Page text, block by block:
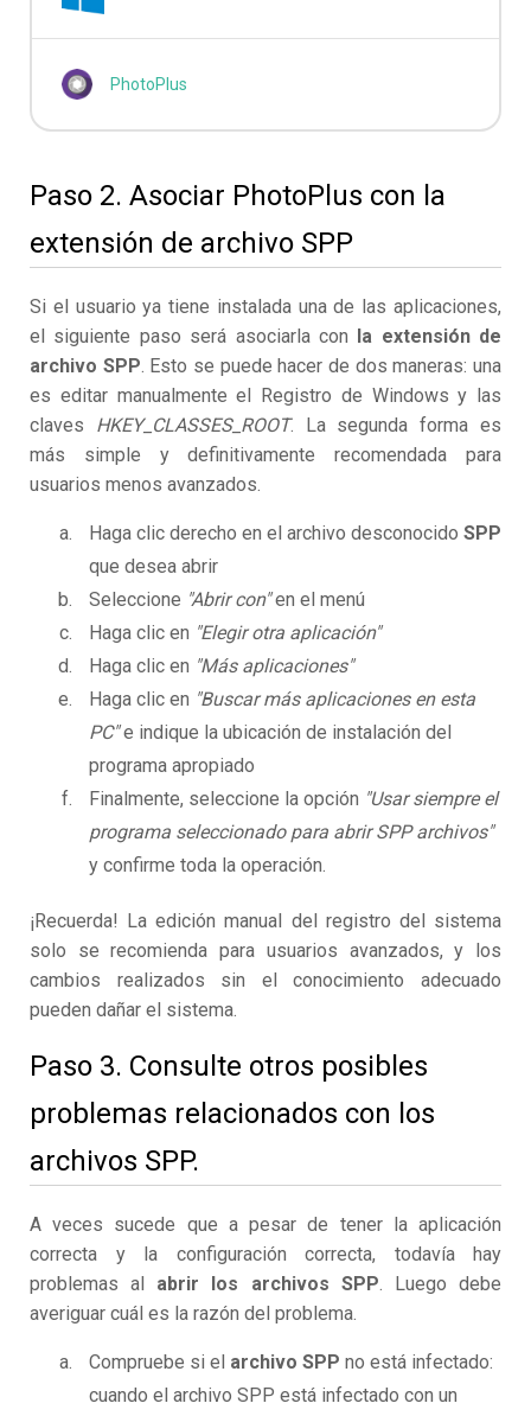
PhotoPlus
Paso 2. Asociar PhotoPlus con la
extensión de archivo SPP
Si el usuario ya tiene instalada una de las aplicaciones,
el siguiente paso será asociarla con la extensión de
archivo SPP. Esto se puede hacer de dos maneras: una
es editar manualmente el Registro de Windows y las
claves HKEY_CLASSES_ROOT. La segunda forma es
más simple y definitivamente recomendada para
usuarios menos avanzados.
Haga clic derecho en el archivo desconocido SPP
que desea abrir
Seleccione "Abrir con"en el menú
Haga clic en "Elegir otra aplicación"
Haga clic en "Más aplicaciones"
Haga clic en "Buscar más aplicaciones en esta
PC"e indique la ubicación de instalación del
programa apropiado
Finalmente, seleccione la opción "Usar siempre el
programa seleccionado para abrir SPP archivos"
y confirme toda la operación.
¡Recuerda! La edición manual del registro del sistema
solo se recomienda para usuarios avanzados, y los
cambios realizados sin el conocimiento adecuado
pueden dañar el sistema.
Paso 3. Consulte otros posibles
problemas relacionados con los
archivos SPP.
A veces sucede que a pesar de tener la aplicación
correcta y la configuración correcta, todavía hay
problemas al abrir los archivos SPP. Luego debe
averiguar cuál es la razón del problema.
Compruebe si el archivo SPP no está infectado:
cuando el archivo SPP está infectado con un